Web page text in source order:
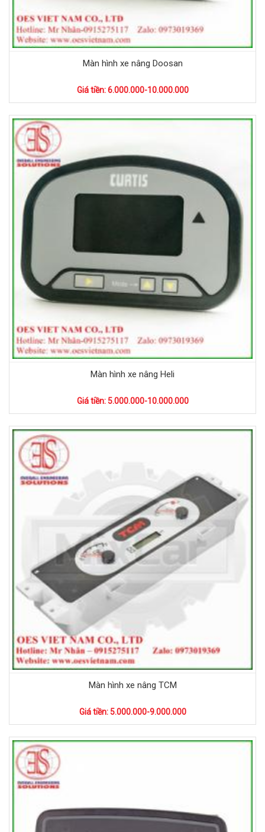
Màn hình xe nâng Doosan
Giá tiền: 6.000.000-10.000.000
Màn hình xe nâng Heli
Giá tiền: 5.000.000-10.000.000
Màn hình xe nâng TCM
Giá tiền: 5.000.000-9.000.000